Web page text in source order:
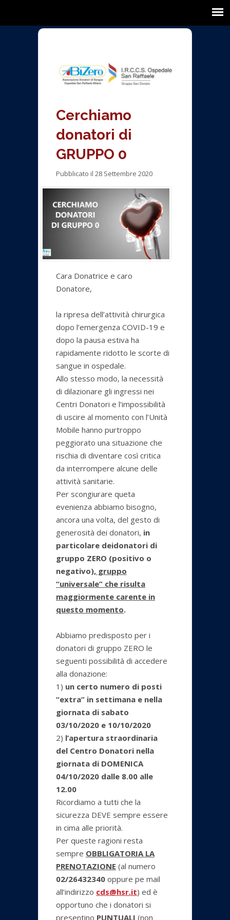
Cerchiamo
donatori di
GRUPPO 0
Pubblicato il 28 Settembre 2020
Cara Donatrice e caro
Donatore,
la ripresa dell’attività chirurgica
dopo l’emergenza COVID-19 e
dopo la pausa estiva ha
rapidamente ridotto le scorte di
sangue in ospedale.
Allo stesso modo, la necessità
di dilazionare gli ingressi nei
Centri Donatori e l’impossibilità
di uscire al momento con l’Unità
Mobile hanno purtroppo
peggiorato una situazione che
rischia di diventare così critica
da interrompere alcune delle
attività sanitarie.
Per scongiurare queta
evenienza abbiamo bisogno,
ancora una volta, del gesto di
generosità dei donatori, in
particolare deidonatori di
gruppo ZERO (positivo o
negativo), gruppo
“universale” che risulta
maggiormente carente in
questo momento.
Abbiamo predisposto per i
donatori di gruppo ZERO le
seguenti possibilità di accedere
alla donazione:
1) un certo numero di posti
“extra” in settimana e nella
giornata di sabato
03/10/2020 e 10/10/2020
2) l’apertura straordinaria
del Centro Donatori nella
giornata di DOMENICA
04/10/2020 dalle 8.00 alle
12.00
Ricordiamo a tutti che la
sicurezza DEVE sempre essere
in cima alle priorità.
Per queste ragioni resta
sempre OBBLIGATORIA LA
PRENOTAZIONE (al numero
02/26432340 oppure pe mail
all’indirizzo cds@hsr.it) ed è
opportuno che i donatori si
presentino PUNTUALI (non